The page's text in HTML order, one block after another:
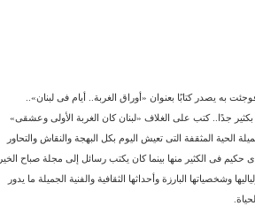
يصدر كتابًا بعنوان «أوراق الغربة.. أيام فى لبنان»..
جدًا.. كتب على الغلاف «لبنان كان الغربة الأولى وعشقى»
الحية المثقفة التى تعيش اليوم بكل البهجة والنقاش والتحاور
فى الكثير منها بينما كان يكتب رسائل إلى مجلة صباح الخير
وشخصياتها البارزة وأحداثها الثقافية والفنية الجميلة ما يدور